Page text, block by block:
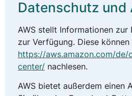
Datenschutz und
AWS stellt Informationen zur
zur Verfügung. Diese können
https://aws.amazon.com/
center/ nachlesen.
AWS bietet außerdem einen